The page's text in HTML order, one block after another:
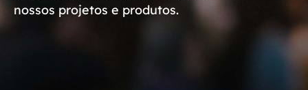
nossos projetos e produtos.